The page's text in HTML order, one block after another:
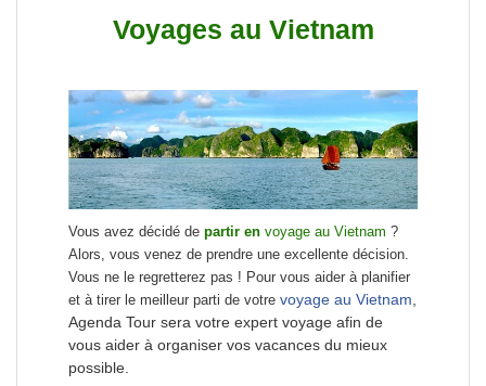
Voyages au Vietnam
Vous avez décidé de partir en voyage au Vietnam ?
Alors, vous venez de prendre une excellente décision.
Vous ne le regretterez pas ! Pour vous aider à planifier
et à tirer le meilleur parti de votre voyage au Vietnam
Agenda Tour sera votre expert voyage afin de
vous aider à organiser vos vacances du mieux
possible.